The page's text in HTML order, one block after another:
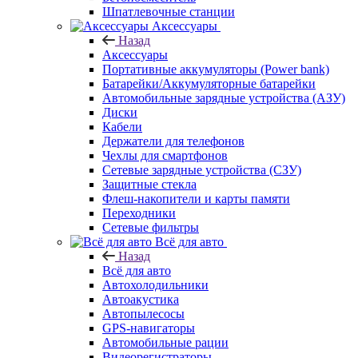
Шпатлевочные станции
Аксессуары
Назад
Аксессуары
Портативные аккумуляторы (Power bank)
Батарейки/Аккумуляторные батарейки
Автомобильные зарядные устройства (АЗУ)
Диски
Кабели
Держатели для телефонов
Чехлы для смартфонов
Сетевые зарядные устройства (СЗУ)
Защитные стекла
Флеш-накопители и карты памяти
Переходники
Сетевые фильтры
Всё для авто
Назад
Всё для авто
Автохолодильники
Автоакустика
Автопылесосы
GPS-навигаторы
Автомобильные рации